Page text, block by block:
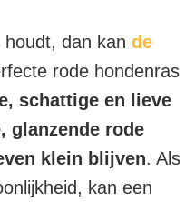
dan kan de
rode hondenras
schattige en lieve
glanzende rode
klein blijven. Als
kan een